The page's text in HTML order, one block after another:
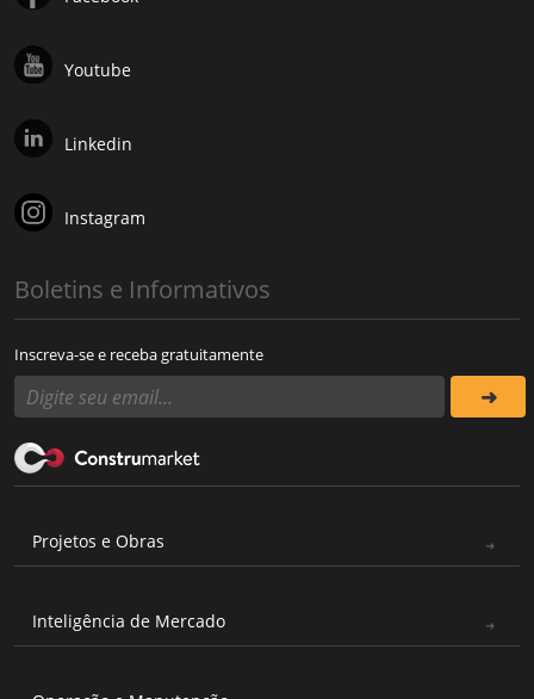
Youtube
Linkedin
Instagram
Boletins e Informativos
Inscreva-se e receba gratuitamente
Projetos e Obras
Inteligência de Mercado